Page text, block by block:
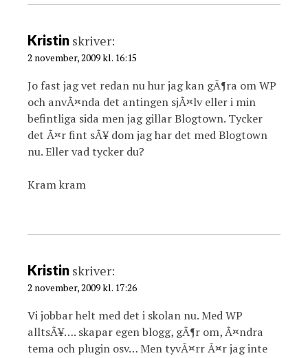
Kristin skriver:
2 november, 2009 kl. 16:15
Jo fast jag vet redan nu hur jag kan gÃ¶ra om WP
och anvÃ¤nda det antingen sjÃ¤lv eller i min
befintliga sida men jag gillar Blogtown. Tycker
det Ã¤r fint sÃ¥ dom jag har det med Blogtown
nu. Eller vad tycker du?
Kram kram
Kristin skriver:
2 november, 2009 kl. 17:26
Vi jobbar helt med det i skolan nu. Med WP
alltsÃ¥…. skapar egen blogg, gÃ¶r om, Ã¤ndra
tema och plugin osv… Men tyvÃ¤rr Ã¤r jag inte